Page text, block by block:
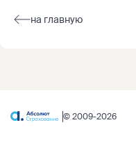
на главную
© 2009-2026